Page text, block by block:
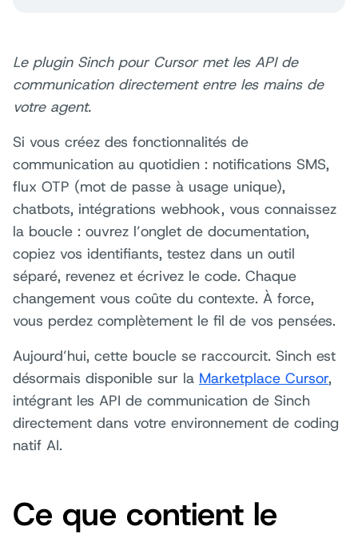
Le plugin Sinch pour Cursor met les API de
communication directement entre les mains de
votre agent.
Si vous créez des fonctionnalités de
communication au quotidien : notifications SMS,
flux OTP (mot de passe à usage unique),
chatbots, intégrations webhook, vous connaissez
la boucle : ouvrez l’onglet de documentation,
copiez vos identifiants, testez dans un outil
séparé, revenez et écrivez le code. Chaque
changement vous coûte du contexte. À force,
vous perdez complètement le fil de vos pensées.
Aujourd’hui, cette boucle se raccourcit. Sinch est
désormais disponible sur la Marketplace Cursor,
intégrant les API de communication de Sinch
directement dans votre environnement de coding
natif AI.
Ce que contient le